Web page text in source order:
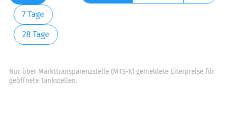
7 Tage
28 Tage
Nur über Markttransparenzstelle (MTS-K) gemeldete Literpreise für
geöffnete Tankstellen.